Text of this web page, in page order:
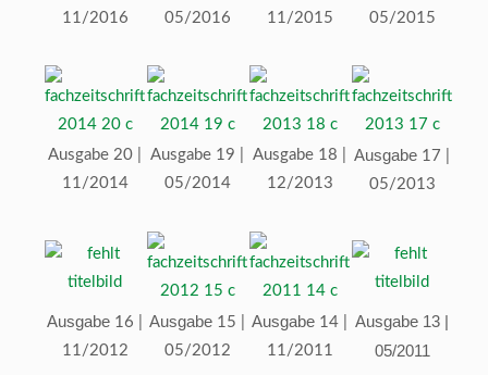
11/2016
05/2016
11/2015
05/2015
Ausgabe 20 |
11/2014
Ausgabe 19 |
05/2014
Ausgabe 18 |
12/2013
Ausgabe 17 |
05/2013
Ausgabe 16 |
11/2012
Ausgabe 15 |
05/2012
Ausgabe 14 |
11/2011
Ausgabe 13 |
05/2011